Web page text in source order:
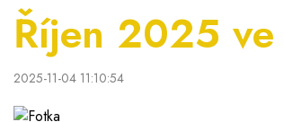
Říjen 2025
2025-11-04 11:10:54